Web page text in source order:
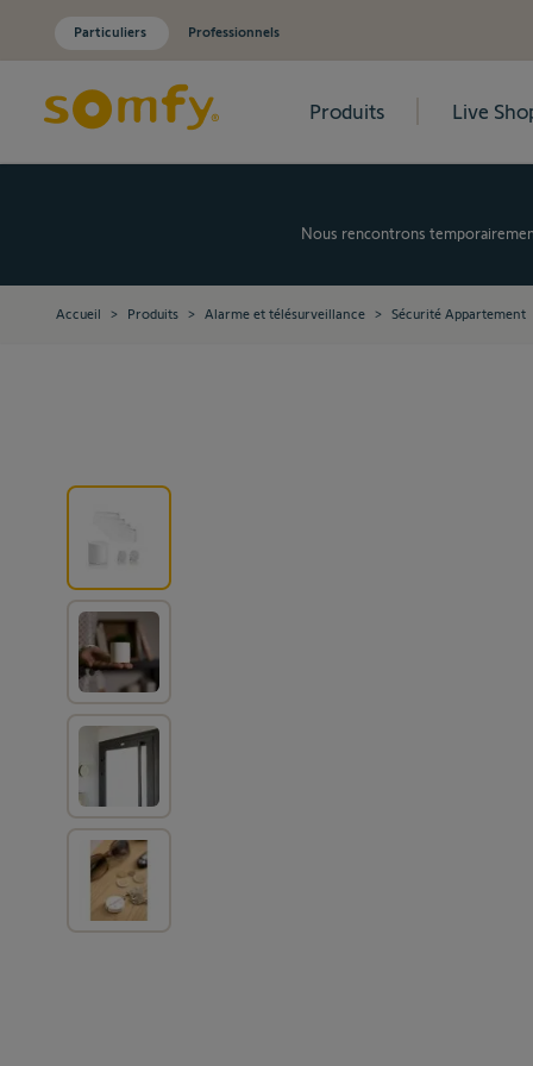
Particuliers Professionnels
Produits Live
Nous rencontrons
Accueil > Produits > Alarme et télésurveillance > Sécurité Appartement
View larger image
View larger image
View larger image
View larger image